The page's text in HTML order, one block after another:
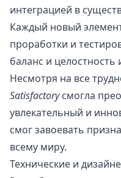
интеграцией в
Каждый новый
проработки и
баланс и целостность
Несмотря на все
Satisfactoryсмогла
увлекательный и
смог завоевать
всему миру.
Технические и